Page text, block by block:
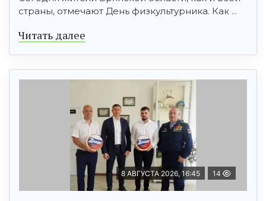
страны, отмечают День физкультурника. Как ...
Читать далее
8 АВГУСТА 2026, 16:45 14